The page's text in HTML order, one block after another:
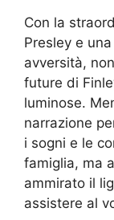
Con la
Presley e
avversità,
future di
luminose.
narrazione
i sogni e le
famiglia, ma
ammirato il
assistere al